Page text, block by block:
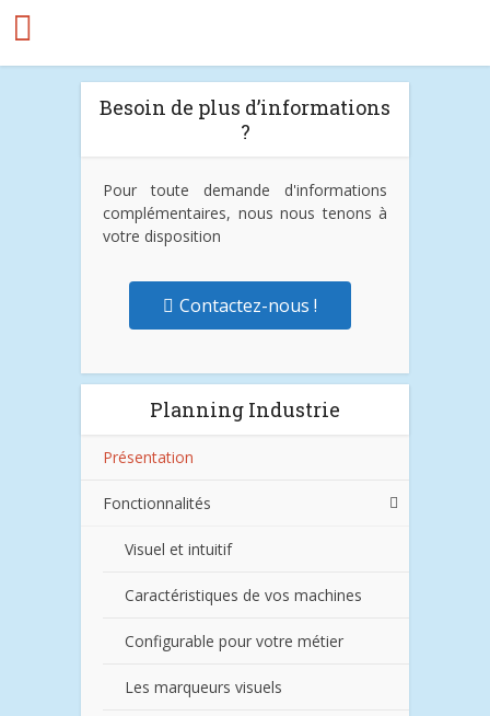
Besoin de plus d’informations
?
Pour toute demande d'informations
complémentaires, nous nous tenons à
votre disposition
Contactez-nous !
Planning Industrie
Présentation
Fonctionnalités
Visuel et intuitif
Caractéristiques de vos machines
Configurable pour votre métier
Les marqueurs visuels